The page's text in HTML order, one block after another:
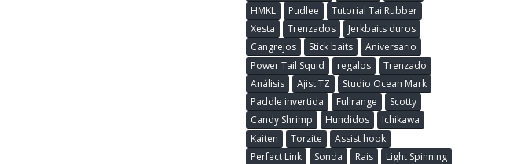
HMKL
Pudlee
Tutorial Tai Rubber
Xesta
Trenzados
Jerkbaits duros
Cangrejos
Stick baits
Aniversario
Power Tail Squid
regalos
Trenzado
Análisis
Ajist TZ
Studio Ocean Mark
Paddle invertida
Fullrange
Scotty
Candy Shrimp
Hundidos
Ichikawa
Kaiten
Torzite
Assist hook
Perfect Link
Sonda Rais
Light Spinning